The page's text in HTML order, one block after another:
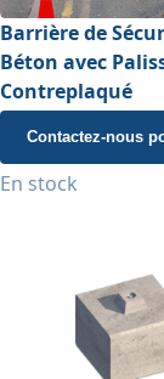
Barrière de
Béton avec
Contreplaqué
Contactez-nous
En stock